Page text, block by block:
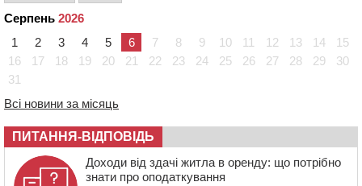
09:42 Ветерани МСК “Дніпро” вибороли бронзу чемпіонату
України
08:57
На Уманщині підрядника зобов’язали сплатити понад
08:20
Обрано претендента на посаду директора
Мокрокалигірського психоневрологічного інтернату
07:23 Уманські міграційники видворили з країни грузина,
який відсидів термін у колонії
Серпень 2026
1
2 3 4 5 6 7 8 9 10 11 12 13 14
15
16
17 18 19 20 21 22 23 24 25 26 27 28 29
30
31
Всі новини за місяць
ПИТАННЯ-ВІДПОВІДЬ
Доходи від здачі житла в оренду: що потрібно
знати про оподаткування